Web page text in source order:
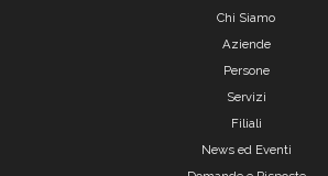
Chi Siamo
Aziende
Persone
Servizi
Filiali
News ed Eventi